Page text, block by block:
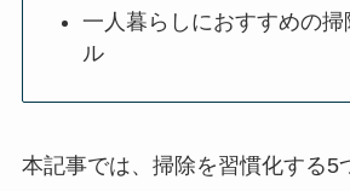
一人暮らしにおすすめの
ル
本記事では、掃除を習慣化する5